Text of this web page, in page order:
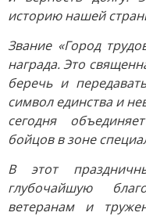
историю нашей
Звание «Город
награда. Это
беречь и
символ единства и
сегодня
бойцов в зоне
В этот
глубочайшую
ветеранам и